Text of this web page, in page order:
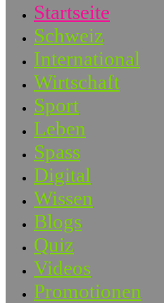
Startseite
Schweiz
International
Wirtschaft
Sport
Leben
Spass
Digital
Wissen
Blogs
Quiz
Videos
Promotionen